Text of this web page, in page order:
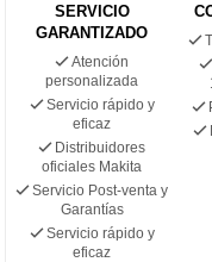
SERVICIO
GARANTIZADO
Atención
personalizada
Servicio rápido y
eficaz
Distribuidores
oficiales Makita
Servicio Post-venta y
Garantías
Servicio rápido y
eficaz